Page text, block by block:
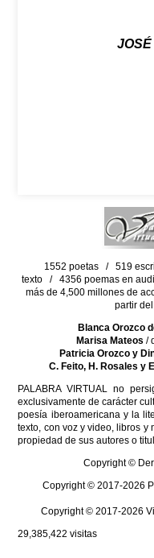
1552 poetas / 519
texto / 4356 poemas en
más de 4,500 millones de
partir
Blanca Orozco
Marisa Mateos /
Patricia Orozco y
C. Feito, H. Rosales y
PALABRA VIRTUAL no
exclusivamente de carácter
poesía iberoamericana y la
texto, con voz y video, libros y
propiedad de sus autores o
Copyright ©
Copyright © 2017-2026
Copyright © 2017-2026
29,385,422 visitas